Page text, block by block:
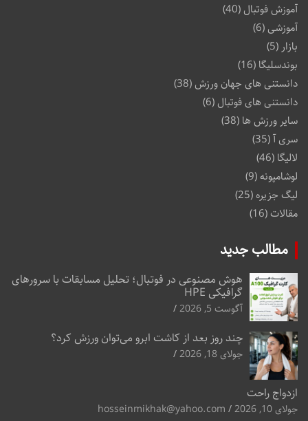
آموزش فوتبال (40)
آموزشی(6)
بازار (5)
بوندسلیگا (16)
دانستنی های جهان ورزش(38)
دانستنی های فوتبال (6)
سایر ورزش ها (38)
سری آ(35)
لالیگا (46)
لوشامپونه(9)
لیگ جزیره (25)
مقالات(16)
مطالب جدید
هوش مصنوعی در فوتبال؛ تحلیل مسابقات با سرورهای
گرافیکی HPE
آگوست 5, 2026
چند روز بعد از کاشت ابرو می‌توان ورزش کرد؟
جولای 18, 2026
ازدواج راحت
جولای 10, 2026 hosseinmikhak@yahoo.com